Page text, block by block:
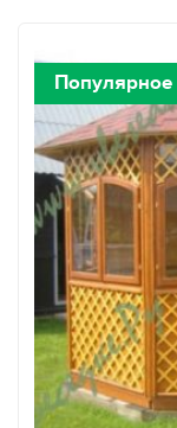
Популярное